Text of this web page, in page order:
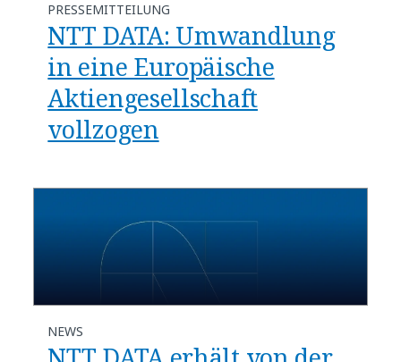
PRESSEMITTEILUNG
NTT DATA: Umwandlung
in eine Europäische
Aktiengesellschaft
vollzogen
NEWS